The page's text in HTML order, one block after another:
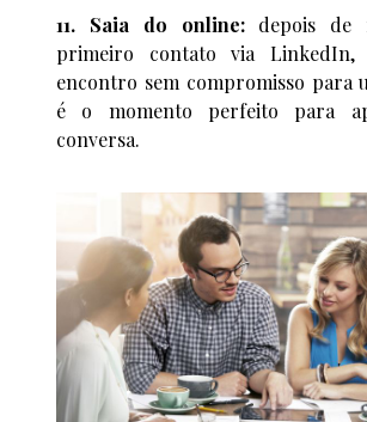
11. Saia do online:depois de
primeiro contato via LinkedIn,
encontro sem compromisso para
é o momento perfeito para
conversa.